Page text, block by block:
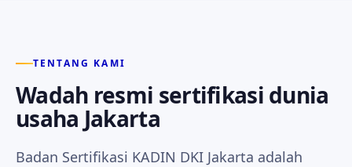
TENTANG KAMI
Wadah resmi sertifikasi dunia
usaha Jakarta
Badan Sertifikasi KADIN DKI Jakarta adalah